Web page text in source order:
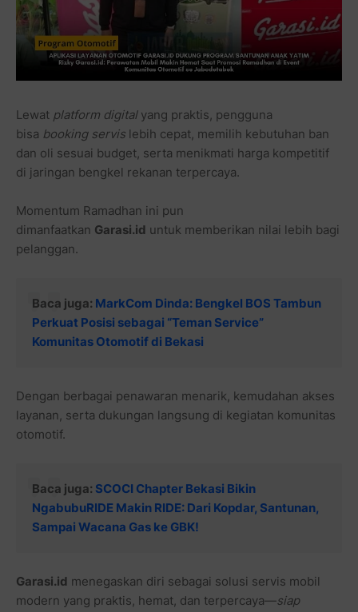
Lewat platform digitalyang praktis, pengguna
bisa booking servis lebih cepat, memilih kebutuhan ban
dan oli sesuai budget, serta menikmati harga kompetitif
di jaringan bengkel rekanan terpercaya.
Momentum Ramadhan ini pun
dimanfaatkan Garasi.id untuk memberikan nilai lebih bagi
pelanggan.
Baca juga: MarkCom Dinda: Bengkel BOS Tambun
Perkuat Posisi sebagai “Teman Service”
Komunitas Otomotif di Bekasi
Dengan berbagai penawaran menarik, kemudahan akses
layanan, serta dukungan langsung di kegiatan komunitas
otomotif.
Baca juga: SCOCI Chapter Bekasi Bikin
NgabubuRIDE Makin RIDE: Dari Kopdar, Santunan,
Sampai Wacana Gas ke GBK!
Garasi.id menegaskan diri sebagai solusi servis mobil
modern yang praktis, hemat, dan terpercaya—siap